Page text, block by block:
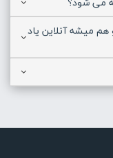
هم میشه آنلاین یاد